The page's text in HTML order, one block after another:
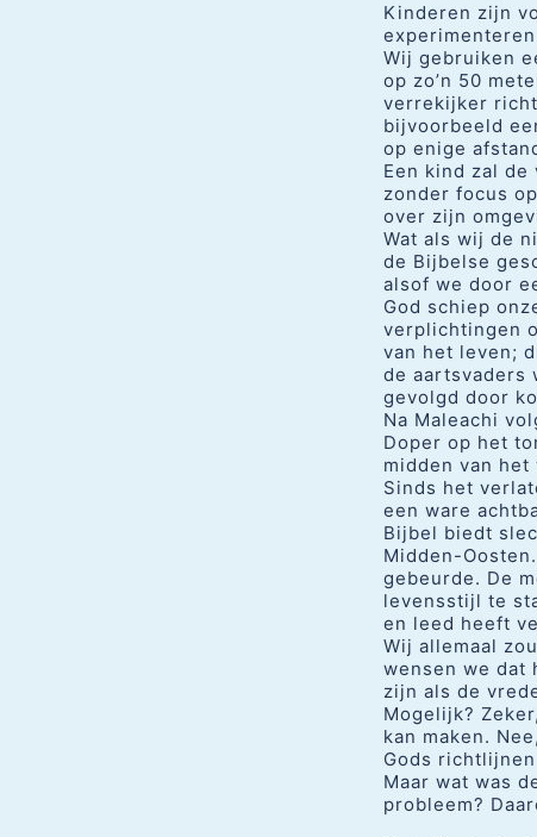
Kinderen zijn
Wij gebruiken
op zo’n 50
verrekijker
bijvoorbeeld
op enige
Een kind zal
zonder focus
over zijn
Wat als wij de
de Bijbelse
alsof we door
God schiep
verplichtingen
van het leven;
de aartsvaders
gevolgd door
Na Maleachi
Doper op het
midden van het
Sinds het
een ware
Bijbel biedt
Midden-
gebeurde. De
levensstijl te
en leed heeft
Wij allemaal
wensen we dat
zijn als de
Mogelijk?
kan maken.
Gods
Maar wat was
probleem?